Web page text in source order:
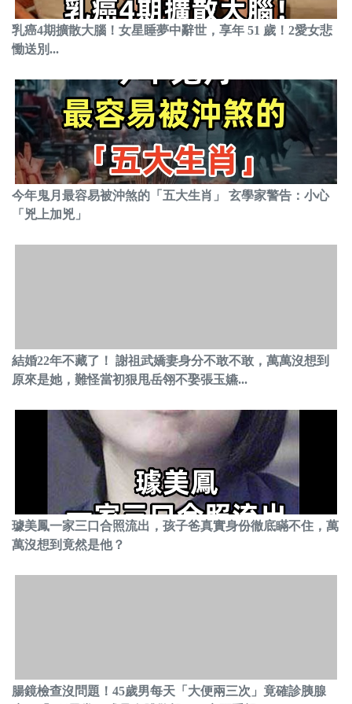
乳癌4期擴散大腦！女星睡夢中辭世，享年 51 歲！2愛女悲
慟送別...
今年鬼月最容易被沖煞的「五大生肖」 玄學家警告：小心
「兇上加兇」
結婚22年不藏了！ 謝祖武嬌妻身分不敢不敢，萬萬沒想到
原來是她，難怪當初狠甩岳翎不娶張玉嬿...
璩美鳳一家三口合照流出，孩子爸真實身份徹底瞞不住，萬
萬沒想到竟然是他？
腸鏡檢查沒問題！45歲男每天「大便兩三次」竟確診胰腺